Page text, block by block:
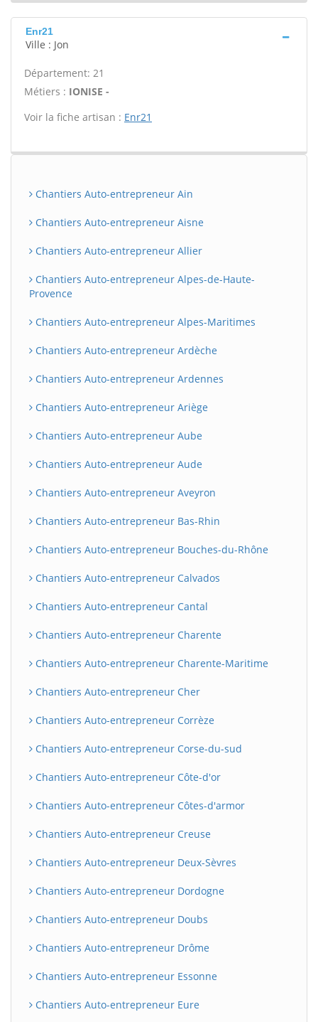
Enr21
Ville : Jon
Département: 21
Métiers : IONISE -
Voir la fiche artisan : Enr21
Chantiers Auto-entrepreneur Ain
Chantiers Auto-entrepreneur Aisne
Chantiers Auto-entrepreneur Allier
Chantiers Auto-entrepreneur Alpes-de-Haute-
Provence
Chantiers Auto-entrepreneur Alpes-Maritimes
Chantiers Auto-entrepreneur Ardèche
Chantiers Auto-entrepreneur Ardennes
Chantiers Auto-entrepreneur Ariège
Chantiers Auto-entrepreneur Aube
Chantiers Auto-entrepreneur Aude
Chantiers Auto-entrepreneur Aveyron
Chantiers Auto-entrepreneur Bas-Rhin
Chantiers Auto-entrepreneur Bouches-du-Rhône
Chantiers Auto-entrepreneur Calvados
Chantiers Auto-entrepreneur Cantal
Chantiers Auto-entrepreneur Charente
Chantiers Auto-entrepreneur Charente-Maritime
Chantiers Auto-entrepreneur Cher
Chantiers Auto-entrepreneur Corrèze
Chantiers Auto-entrepreneur Corse-du-sud
Chantiers Auto-entrepreneur Côte-d'or
Chantiers Auto-entrepreneur Côtes-d'armor
Chantiers Auto-entrepreneur Creuse
Chantiers Auto-entrepreneur Deux-Sèvres
Chantiers Auto-entrepreneur Dordogne
Chantiers Auto-entrepreneur Doubs
Chantiers Auto-entrepreneur Drôme
Chantiers Auto-entrepreneur Essonne
Chantiers Auto-entrepreneur Eure